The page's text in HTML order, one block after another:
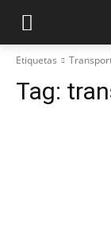
Etiquetas
Tag: